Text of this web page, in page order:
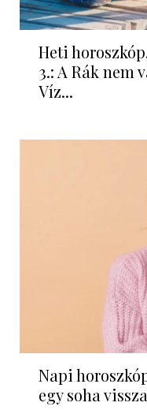
Heti
3.: A Rák nem
Víz...
Napi
egy soha